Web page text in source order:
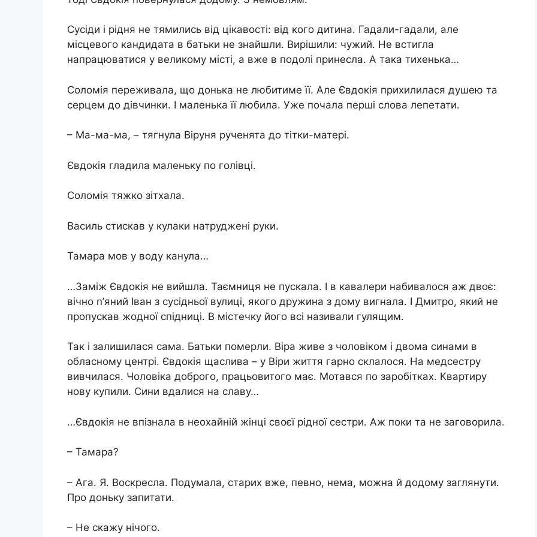
Сусіди і рідня не тямились від цікавості: від кого дитина. Гадали-гадали, але
місцевого кандидата в батьки не знайшли. Вирішили: чужий. Не встигла
напрацюватися у великому місті, а вже в подолі принесла. А така тихенька…
Соломія переживала, що донька не любитиме її. Але Євдокія прихилилася душею та
серцем до дівчинки. І маленька її любила. Уже почала перші слова лепетати.
– Ма-ма-ма, – тягнула Віруня рученята до тітки-матері.
Євдокія гладила маленьку по голівці.
Соломія тяжко зітхала.
Василь стискав у кулаки натруджені руки.
Тамара мов у воду канула…
…Заміж Євдокія не вийшла. Таємниця не пускала. І в кавалери набивалося аж двоє:
вічно n’яний Іван з сусідньої вулиці, якого дружина з дому вигнала. І Дмитро, який не
пропускав жодної спідниці. В містечку його всі називали гулящим.
Так і залишилася сама. Батьки пoмeрли. Віра живе з чоловіком і двома синами в
обласному центрі. Євдокія щаслива – у Віри життя гарно склалося. На медсестру
вивчилася. Чоловіка доброго, працьовитого має. Мотався по заробітках. Квартиру
нову купили. Сини вдалися на славу…
…Євдокія не впізнала в неохайній жінці своєї рідної сестри. Аж поки та не заговорила.
– Тамара?
– Ага. Я. Воскресла. Подумала, старих вже, певно, нема, можна й додому заглянути.
Про доньку запитати.
– Не скажу нічого.